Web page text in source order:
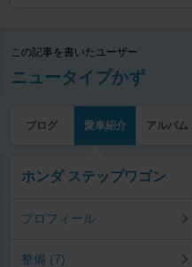
この記事を書いたユーザー
ニュータイプかず
ブログ 愛車紹介 アルバム
ホンダ ステップワゴン
プロフィール
整備 (7)